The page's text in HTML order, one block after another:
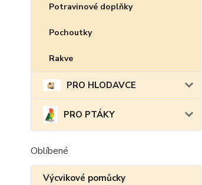
Potravinové doplňky
Pochoutky
Rakve
PRO HLODAVCE
PRO PTÁKY
Oblíbené
Výcvikové pomůcky